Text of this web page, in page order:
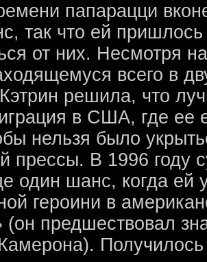
папарацци
так что ей пришлось
от них. Несмотря
всего в
решила, что
в США, где ее
нельзя было
прессы. В 1996 году
один шанс, когда ей
героини в
(он предшествовал
Получилось